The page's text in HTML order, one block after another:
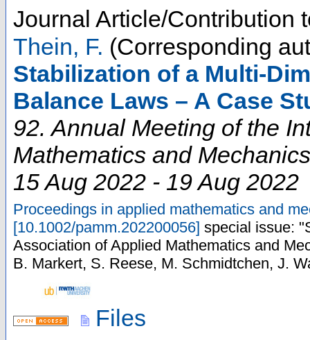
Journal Article/Contribution
Thein, F. (Corresponding
Stabilization of a
Balance Laws – A Case
92. Annual Meeting of the
Mathematics and Mechanics
15 Aug 2022 - 19 Aug 2022
Proceedings in applied mathematics and
[10.1002/pamm.202200056] special issue:
Association of Applied Mathematics and
B. Markert, S. Reese, M. Schmidtchen, J.
Files